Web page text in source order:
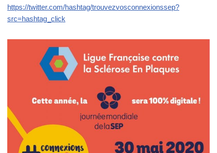
https://twitter.com/hashtag/trouvezvosconnexionssep?
src=hashtag_click